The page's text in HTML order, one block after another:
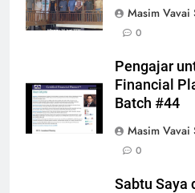
Masim Vavai
0
Pengajar
Financial
Batch #44
Masim Vavai
0
Sabtu Saya